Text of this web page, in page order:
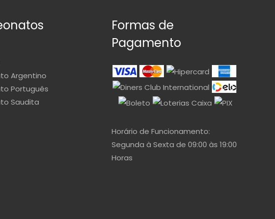
Argentino
Português
Saudita
Formas de
Pagamento
Horário de Funcionamento:
Segunda à Sexta de 09:00 às 19:00
Horas